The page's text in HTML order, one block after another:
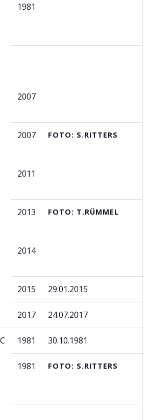
1981
2007
2007 FOTO: S.RITTERS
2011
2013 FOTO: T.RÜMMEL
2014
2015 29.01.2015
2017 24.07.2017
1981 30.10.1981
1981 FOTO: S.RITTERS